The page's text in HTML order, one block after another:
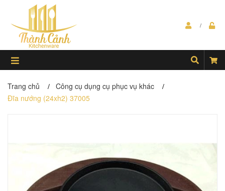
Trang chủ / Công cụ dụng cụ phục vụ khác /
Đĩa nướng (24xh2) 37005